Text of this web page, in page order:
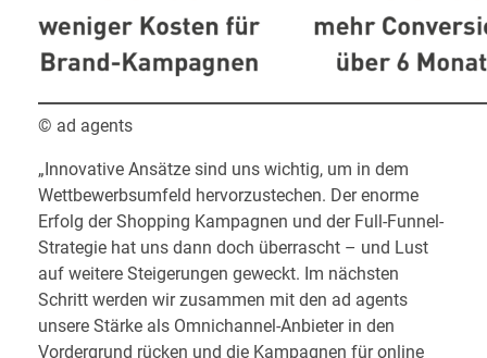
© ad agents
„Innovative Ansätze sind uns wichtig, um in dem
Wettbewerbsumfeld hervorzustechen. Der enorme
Erfolg der Shopping Kampagnen und der Full-Funnel-
Strategie hat uns dann doch überrascht – und Lust
auf weitere Steigerungen geweckt. Im nächsten
Schritt werden wir zusammen mit den ad agents
unsere Stärke als Omnichannel-Anbieter in den
Vordergrund rücken und die Kampagnen für online